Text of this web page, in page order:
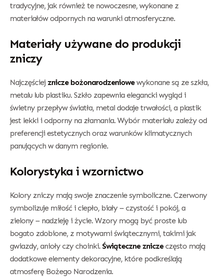
tradycyjne, jak również te nowoczesne, wykonane z
materiałów odpornych na warunki atmosferyczne.
Materiały używane do produkcji
zniczy
Najczęściej znicze bożonarodzeniowewykonane są ze szkła,
metalu lub plastiku. Szkło zapewnia elegancki wygląd i
świetny przepływ światła, metal dodaje trwałości, a plastik
jest lekki i odporny na złamania. Wybór materiału zależy od
preferencji estetycznych oraz warunków klimatycznych
panujących w danym regionie.
Kolorystyka i wzornictwo
Kolory zniczy mają swoje znaczenie symboliczne. Czerwony
symbolizuje miłość i ciepło, biały – czystość i pokój, a
zielony – nadzieję i życie. Wzory mogą być proste lub
bogato zdobione, z motywami świątecznymi, takimi jak
gwiazdy, anioły czy choinki. Świąteczne zniczeczęsto mają
dodatkowe elementy dekoracyjne, które podkreślają
atmosferę Bożego Narodzenia.